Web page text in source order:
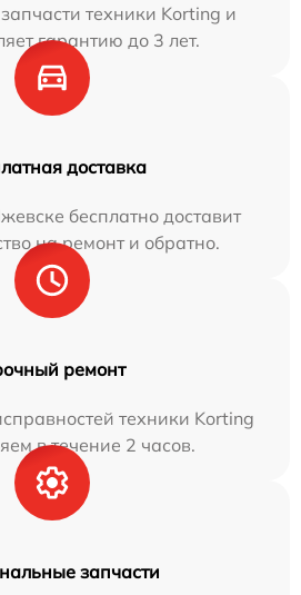
техники Korting и
гарантию до 3 лет.
доставка
бесплатно доставит
на ремонт и обратно.
ремонт
техники Korting
в течение 2 часов.
запчасти